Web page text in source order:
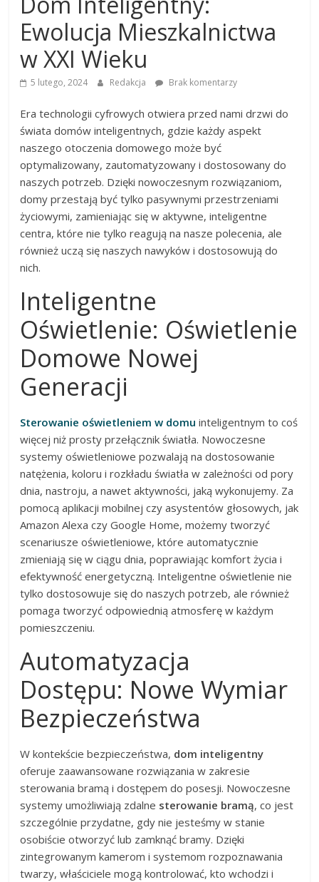
dobrać
najlepszą
drukarkę
Ewolucja Mieszkalnictwa
w XXI Wieku
5 lutego, 2024 Redakcja Brak komentarzy
Era technologii cyfrowych otwiera przed nami drzwi do
świata domów inteligentnych, gdzie każdy aspekt
naszego otoczenia domowego może być
optymalizowany, zautomatyzowany i dostosowany do
naszych potrzeb. Dzięki nowoczesnym rozwiązaniom,
domy przestają być tylko pasywnymi przestrzeniami
życiowymi, zamieniając się w aktywne, inteligentne
centra, które nie tylko reagują na nasze polecenia, ale
również uczą się naszych nawyków i dostosowują do
nich.
Inteligentne
Oświetlenie: Oświetlenie
Domowe Nowej
Generacji
Sterowanie oświetleniem w domu inteligentnym to coś
więcej niż prosty przełącznik światła. Nowoczesne
systemy oświetleniowe pozwalają na dostosowanie
natężenia, koloru i rozkładu światła w zależności od pory
dnia, nastroju, a nawet aktywności, jaką wykonujemy. Za
pomocą aplikacji mobilnej czy asystentów głosowych, jak
Amazon Alexa czy Google Home, możemy tworzyć
scenariusze oświetleniowe, które automatycznie
zmieniają się w ciągu dnia, poprawiając komfort życia i
efektywność energetyczną. Inteligentne oświetlenie nie
tylko dostosowuje się do naszych potrzeb, ale również
pomaga tworzyć odpowiednią atmosferę w każdym
pomieszczeniu.
Automatyzacja
Dostępu: Nowe Wymiar
Bezpieczeństwa
W kontekście bezpieczeństwa, dom inteligentny
oferuje zaawansowane rozwiązania w zakresie
sterowania bramą i dostępem do posesji. Nowoczesne
systemy umożliwiają zdalne sterowanie bramą, co jest
szczególnie przydatne, gdy nie jesteśmy w stanie
osobiście otworzyć lub zamknąć bramy. Dzięki
zintegrowanym kamerom i systemom rozpoznawania
twarzy, właściciele mogą kontrolować, kto wchodzi i